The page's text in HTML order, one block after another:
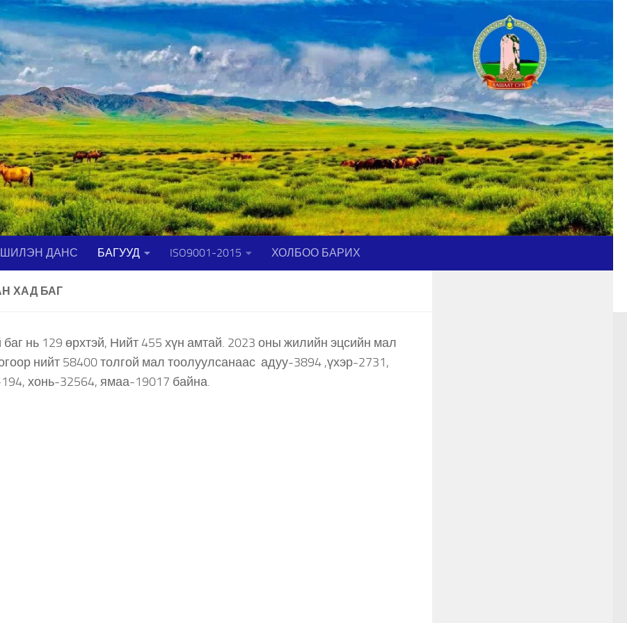
ШИЛЭН ДАНС БАГУУД ISO9001-2015 ХОЛБОО БАРИХ
ХАД БАГ
нь 129 өрхтэй, Нийт 455 хүн амтай. 2023 оны жилийн эцсийн мал
нийт 58400 толгой мал тоолуулсанаас адуу-3894 ,үхэр-2731,
хонь-32564, ямаа-19017 байна.